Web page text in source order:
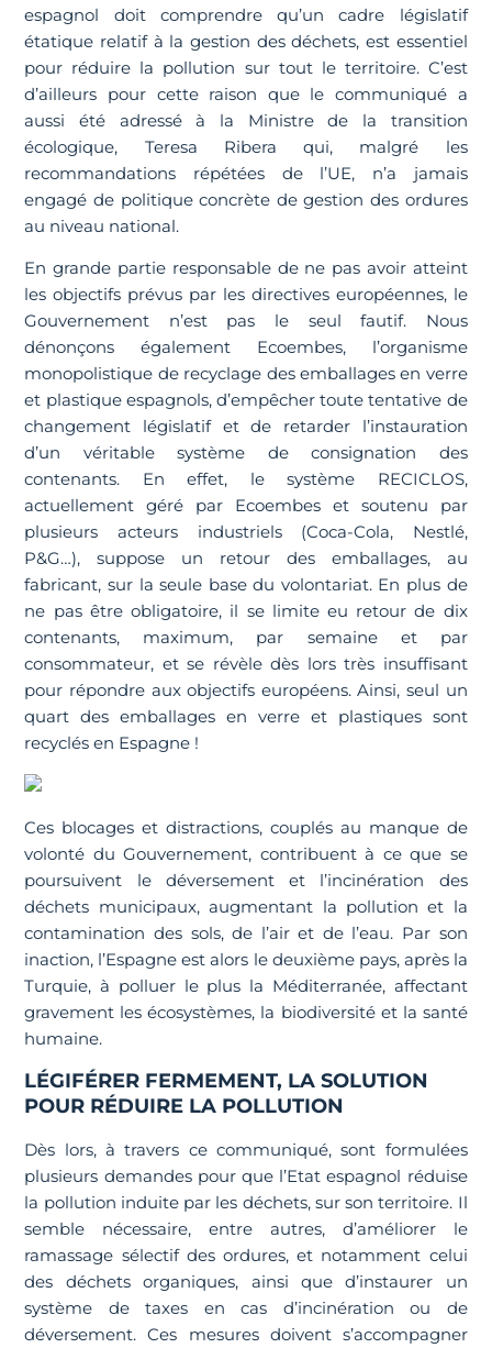
espagnol doit comprendre qu’un cadre législatif
étatique relatif à la gestion des déchets, est essentiel
pour réduire la pollution sur tout le territoire. C’est
d’ailleurs pour cette raison que le communiqué a
aussi été adressé à la Ministre de la transition
écologique, Teresa Ribera qui, malgré les
recommandations répétées de l’UE, n’a jamais
engagé de politique concrète de gestion des ordures
au niveau national.
En grande partie responsable de ne pas avoir atteint
les objectifs prévus par les directives européennes, le
Gouvernement n’est pas le seul fautif. Nous
dénonçons également Ecoembes, l’organisme
monopolistique de recyclage des emballages en verre
et plastique espagnols, d’empêcher toute tentative de
changement législatif et de retarder l’instauration
d’un véritable système de consignation des
contenants. En effet, le système RECICLOS,
actuellement géré par Ecoembes et soutenu par
plusieurs acteurs industriels (Coca-Cola, Nestlé,
P&G…), suppose un retour des emballages, au
fabricant, sur la seule base du volontariat. En plus de
ne pas être obligatoire, il se limite eu retour de dix
contenants, maximum, par semaine et par
consommateur, et se révèle dès lors très insuffisant
pour répondre aux objectifs européens. Ainsi, seul un
quart des emballages en verre et plastiques sont
recyclés en Espagne !
Ces blocages et distractions, couplés au manque de
volonté du Gouvernement, contribuent à ce que se
poursuivent le déversement et l’incinération des
déchets municipaux, augmentant la pollution et la
contamination des sols, de l’air et de l’eau. Par son
inaction, l’Espagne est alors le deuxième pays, après la
Turquie, à polluer le plus la Méditerranée, affectant
gravement les écosystèmes, la biodiversité et la santé
humaine.
LÉGIFÉRER FERMEMENT, LA SOLUTION
POUR RÉDUIRE LA POLLUTION
Dès lors, à travers ce communiqué, sont formulées
plusieurs demandes pour que l’Etat espagnol réduise
la pollution induite par les déchets, sur son territoire. Il
semble nécessaire, entre autres, d’améliorer le
ramassage sélectif des ordures, et notamment celui
des déchets organiques, ainsi que d’instaurer un
système de taxes en cas d’incinération ou de
déversement. Ces mesures doivent s’accompagner